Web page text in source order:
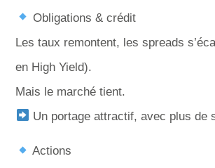
Obligations & crédit
Les taux remontent, les spreads
en High Yield).
Mais le marché tient.
Un portage attractif, avec plus de
Actions